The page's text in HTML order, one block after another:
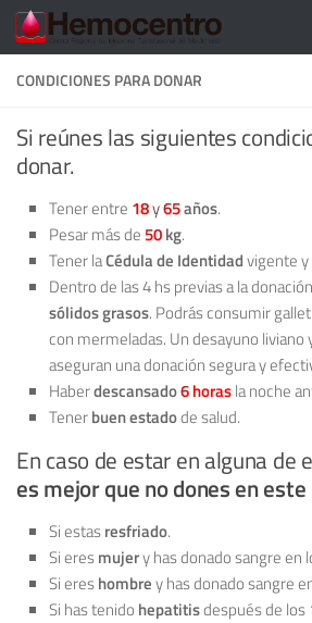
CONDICIONES PARA DONAR
Si reúnes las siguientes
donar.
Tener entre 18y65años.
Pesar más de 50kg.
Tener laCédula de Identidadvigente
Dentro de las 4 hs previas a la donación
sólidos grasos. Podrás consumir
con mermeladas. Un desayuno liviano
aseguran una donación segura y
Haberdescansado6 horasla noche
Tenerbuen estadode salud.
En caso de estar en alguna de
es mejor que no dones en
Si estasresfriado.
Si eresmujery has donado sangre en
Si ereshombrey has donado sangre
Si has tenido hepatitisdespués de los